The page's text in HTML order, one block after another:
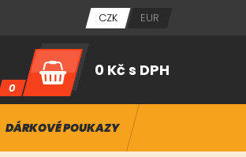
CZK EUR
0
0 Kčs DPH
DÁRKOVÉ POUKAZY